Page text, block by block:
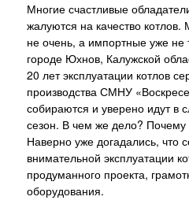
Многие счастливые
жалуются на качество
не очень, а импортные уже не
городе Юхнов, Калужской
20 лет эксплуатации котлов
производства СМНУ
собираются и уверено идут в
сезон. В чем же дело?
Наверно уже догадались, что
внимательной эксплуатации
продуманного проекта,
оборудования.